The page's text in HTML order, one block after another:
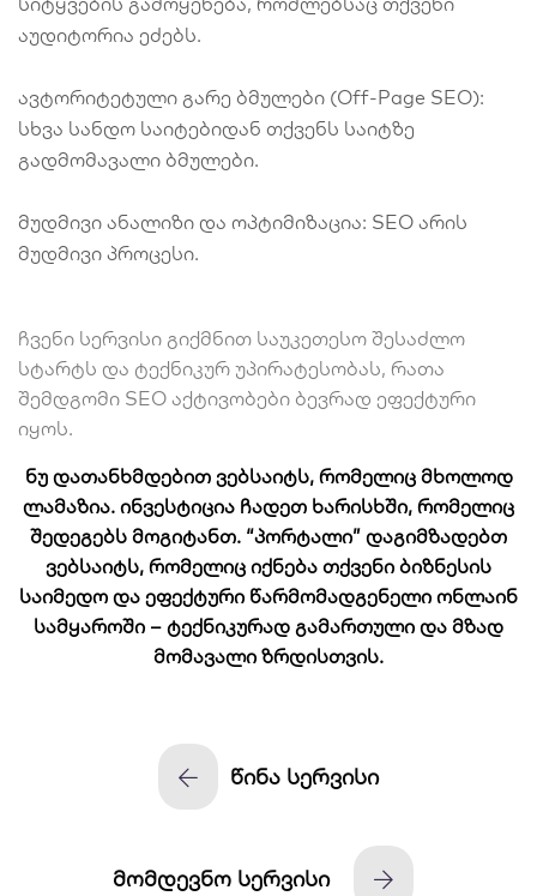
აუდიტორია ეძებს.
ავტორიტეტული გარე ბმულები (Off-Page SEO):
სხვა სანდო საიტებიდან თქვენს საიტზე
გადმომავალი ბმულები.
მუდმივი ანალიზი და ოპტიმიზაცია: SEO არის
მუდმივი პროცესი.
ჩვენი სერვისი გიქმნით საუკეთესო შესაძლო
სტარტს და ტექნიკურ უპირატესობას, რათა
შემდგომი SEO აქტივობები ბევრად ეფექტური
იყოს.
ნუ დათანხმდებით ვებსაიტს, რომელიც მხოლოდ
ლამაზია. ინვესტიცია ჩადეთ ხარისხში, რომელიც
შედეგებს მოგიტანთ. “პორტალი” დაგიმზადებთ
ვებსაიტს, რომელიც იქნება თქვენი ბიზნესის
საიმედო და ეფექტური წარმომადგენელი ონლაინ
სამყაროში – ტექნიკურად გამართული და მზად
მომავალი ზრდისთვის.
წინა სერვისი
მომდევნო სერვისი